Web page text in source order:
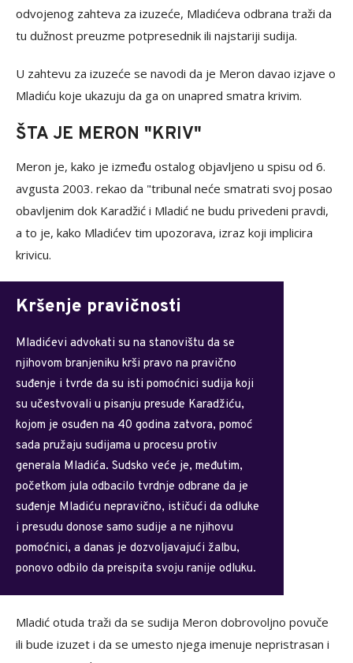
odvojenog zahteva za izuzeće, Mladićeva odbrana traži da
tu dužnost preuzme potpresednik ili najstariji sudija.
U zahtevu za izuzeće se navodi da je Meron davao izjave o
Mladiću koje ukazuju da ga on unapred smatra krivim.
ŠTA JE MERON "KRIV"
Meron je, kako je između ostalog objavljeno u spisu od 6.
avgusta 2003. rekao da "tribunal neće smatrati svoj posao
obavljenim dok Karadžić i Mladić ne budu privedeni pravdi,
a to je, kako Mladićev tim upozorava, izraz koji implicira
krivicu.
Kršenje pravičnosti
Mladićevi advokati su na stanovištu da se
njihovom branjeniku krši pravo na pravično
suđenje i tvrde da su isti pomoćnici sudija koji
su učestvovali u pisanju presude Karadžiću,
kojom je osuđen na 40 godina zatvora, pomoć
sada pružaju sudijama u procesu protiv
generala Mladića. Sudsko veće je, međutim,
početkom jula odbacilo tvrdnje odbrane da je
suđenje Mladiću nepravično, ističući da odluke
i presudu donose samo sudije a ne njihovu
pomoćnici, a danas je dozvoljavajući žalbu,
ponovo odbilo da preispita svoju ranije odluku.
Mladić otuda traži da se sudija Meron dobrovoljno povuče
ili bude izuzet i da se umesto njega imenuje nepristrasan i